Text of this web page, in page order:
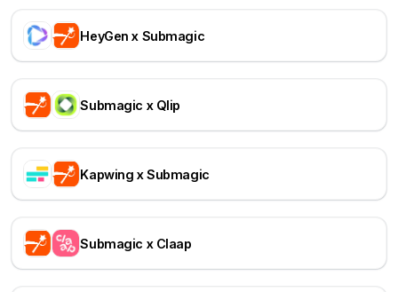
HeyGen x Submagic
Submagic x Qlip
Kapwing x Submagic
Submagic x Claap